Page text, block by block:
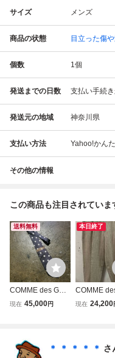
サイズ メンズ
商品の状態 目立った傷
個数 1個
発送までの日数 支払い手続
発送元の地域 神奈川県
支払い方法 Yahoo!かん
その他の情報
この商品も注目されていま
送料無料
COMME des GAR
CONS HOMME P
ス 1993aw 90s
現在 45,000円
本日終了
COMME
CONS
ツ PP-
現在 24,200
＊ ＊ ＊ ＊ ＊ さ